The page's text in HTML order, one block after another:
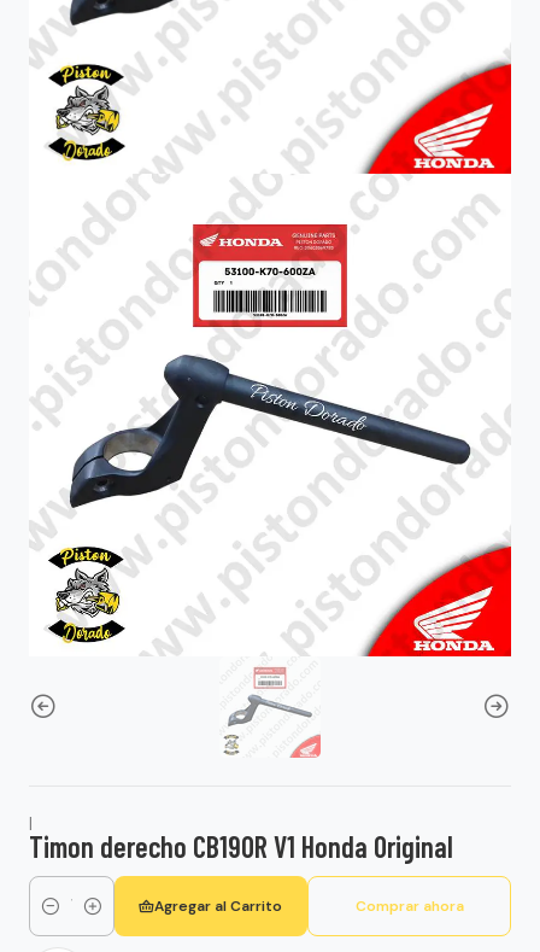
|
Timon derecho CB190R V1 Honda Original
Cantidad
Agregar al Carrito Comprar ahora